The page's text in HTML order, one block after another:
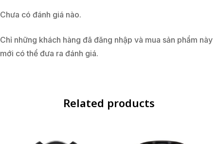
Chưa có đánh giá nào.
Chỉ những khách hàng đã đăng nhập và mua sản phẩm này
mới có thể đưa ra đánh giá.
Related products